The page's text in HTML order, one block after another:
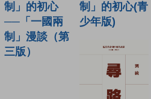
制」的初心
──「一國兩
制」漫談（第
三版）
制」的初心(青
少年版)